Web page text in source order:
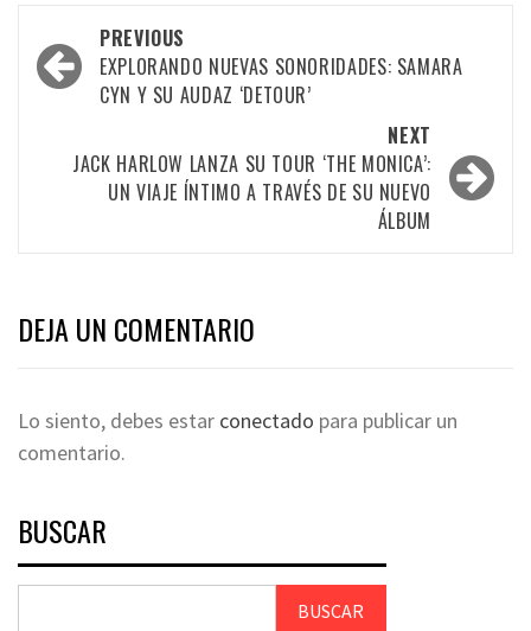
PREVIOUS
EXPLORANDO NUEVAS SONORIDADES: SAMARA
CYN Y SU AUDAZ ‘DETOUR’
NEXT
JACK HARLOW LANZA SU TOUR ‘THE MONICA’:
UN VIAJE ÍNTIMO A TRAVÉS DE SU NUEVO
ÁLBUM
DEJA UN COMENTARIO
Lo siento, debes estar conectado para publicar un
comentario.
BUSCAR
BUSCAR